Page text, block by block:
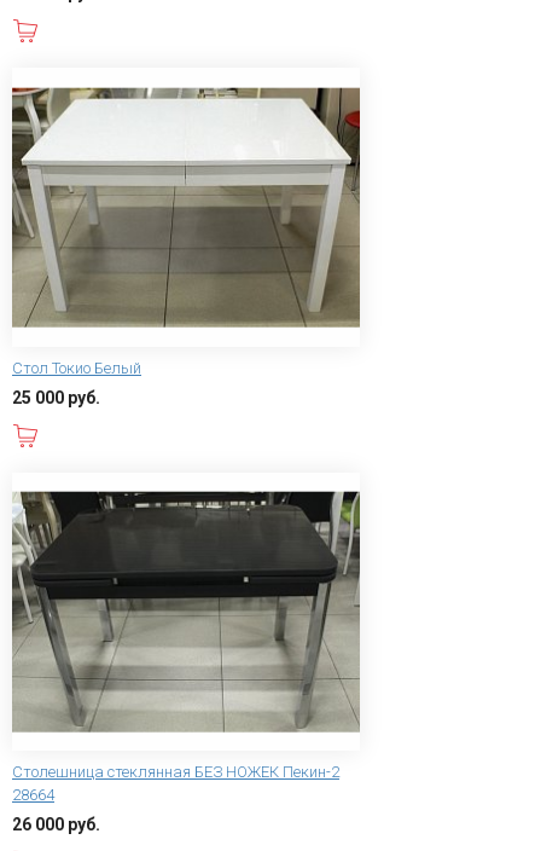
Стол Токио Белый
25 000 руб.
Столешница стеклянная БЕЗ НОЖЕК Пекин-2
28664
26 000 руб.